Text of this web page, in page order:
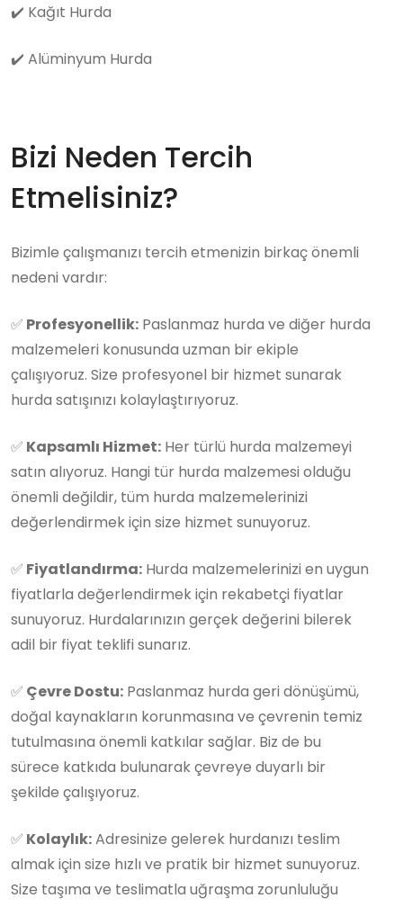
✔️ Kağıt Hurda
✔️ Alüminyum Hurda
Bizi Neden Tercih
Etmelisiniz?
Bizimle çalışmanızı tercih etmenizin birkaç önemli
nedeni vardır:
✅ Profesyonellik: Paslanmaz hurda ve diğer hurda
malzemeleri konusunda uzman bir ekiple
çalışıyoruz. Size profesyonel bir hizmet sunarak
hurda satışınızı kolaylaştırıyoruz.
✅ Kapsamlı Hizmet: Her türlü hurda malzemeyi
satın alıyoruz. Hangi tür hurda malzemesi olduğu
önemli değildir, tüm hurda malzemelerinizi
değerlendirmek için size hizmet sunuyoruz.
✅ Fiyatlandırma: Hurda malzemelerinizi en uygun
fiyatlarla değerlendirmek için rekabetçi fiyatlar
sunuyoruz. Hurdalarınızın gerçek değerini bilerek
adil bir fiyat teklifi sunarız.
✅ Çevre Dostu: Paslanmaz hurda geri dönüşümü,
doğal kaynakların korunmasına ve çevrenin temiz
tutulmasına önemli katkılar sağlar. Biz de bu
sürece katkıda bulunarak çevreye duyarlı bir
şekilde çalışıyoruz.
✅ Kolaylık:Adresinize gelerek hurdanızı teslim
almak için size hızlı ve pratik bir hizmet sunuyoruz.
Size taşıma ve teslimatla uğraşma zorunluluğu